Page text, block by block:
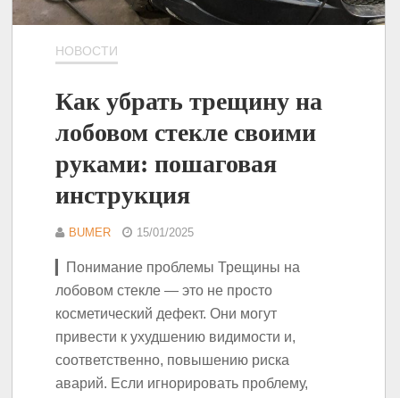
НОВОСТИ
Как убрать трещину на
лобовом стекле своими
руками: пошаговая
инструкция
BUMER 15/01/2025
▎Понимание проблемы Трещины на
лобовом стекле — это не просто
косметический дефект. Они могут
привести к ухудшению видимости и,
соответственно, повышению риска
аварий. Если игнорировать проблему,